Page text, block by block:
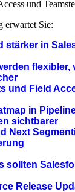
und
erwartet Sie:
stärker in
flexibler,
und Field
in
sichtbarer
Next
sollten
Release